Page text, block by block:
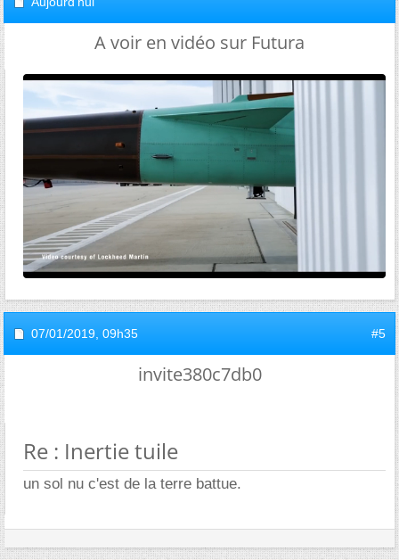
A voir en vidéo sur Futura
07/01/2019, 09h35 #5
invite380c7db0
Re : Inertie tuile
un sol nu c'est de la terre battue.